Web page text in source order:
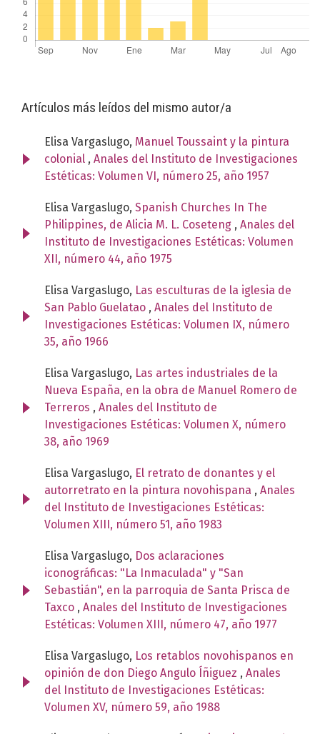
Artículos más leídos del mismo autor/a
Elisa Vargaslugo, Manuel Toussaint y la pintura
colonial , Anales del Instituto de Investigaciones
Estéticas: Volumen VI, número 25, año 1957
Elisa Vargaslugo, Spanish Churches In The
Philippines, de Alicia M. L. Coseteng , Anales del
Instituto de Investigaciones Estéticas: Volumen
XII, número 44, año 1975
Elisa Vargaslugo, Las esculturas de la iglesia de
San Pablo Guelatao , Anales del Instituto de
Investigaciones Estéticas: Volumen IX, número
35, año 1966
Elisa Vargaslugo, Las artes industriales de la
Nueva España, en la obra de Manuel Romero de
Terreros , Anales del Instituto de
Investigaciones Estéticas: Volumen X, número
38, año 1969
Elisa Vargaslugo, El retrato de donantes y el
autorretrato en la pintura novohispana , Anales
del Instituto de Investigaciones Estéticas:
Volumen XIII, número 51, año 1983
Elisa Vargaslugo, Dos aclaraciones
iconográficas: "La Inmaculada" y "San
Sebastián", en la parroquia de Santa Prisca de
Taxco , Anales del Instituto de Investigaciones
Estéticas: Volumen XIII, número 47, año 1977
Elisa Vargaslugo, Los retablos novohispanos en
opinión de don Diego Angulo Íñiguez , Anales
del Instituto de Investigaciones Estéticas:
Volumen XV, número 59, año 1988